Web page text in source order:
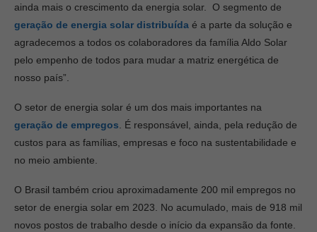
ainda mais o crescimento da energia solar. O segmento de
geração de energia solar distribuída é a parte da solução e
agradecemos a todos os colaboradores da família Aldo Solar
pelo empenho de todos para mudar a matriz energética de
nosso país”.
O setor de energia solar é um dos mais importantes na
geração de empregos. É responsável, ainda, pela redução de
custos para as famílias, empresas e foco na sustentabilidade e
no meio ambiente.
O Brasil também criou aproximadamente 200 mil empregos no
setor de energia solar em 2023. No acumulado, mais de 918 mil
novos postos de trabalho desde o início da expansão da fonte.